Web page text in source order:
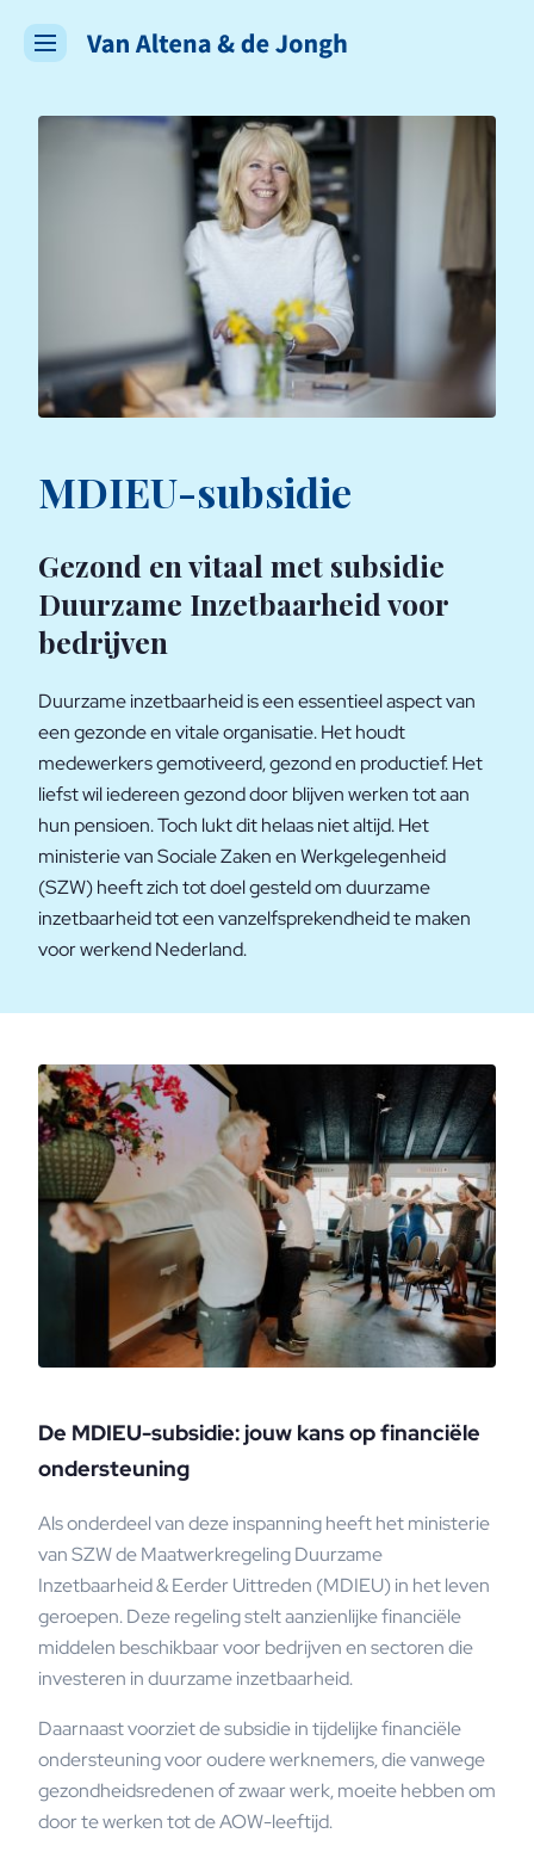
MDIEU-subsidie
Gezond en vitaal met subsidie
Duurzame Inzetbaarheid voor
bedrijven
Duurzame inzetbaarheid is een essentieel aspect van
een gezonde en vitale organisatie. Het houdt
medewerkers gemotiveerd, gezond en productief. Het
liefst wil iedereen gezond door blijven werken tot aan
hun pensioen. Toch lukt dit helaas niet altijd. Het
ministerie van Sociale Zaken en Werkgelegenheid
(SZW) heeft zich tot doel gesteld om duurzame
inzetbaarheid tot een vanzelfsprekendheid te maken
voor werkend Nederland.
De MDIEU-subsidie: jouw kans op financiële
ondersteuning
Als onderdeel van deze inspanning heeft het ministerie
van SZW de Maatwerkregeling Duurzame
Inzetbaarheid & Eerder Uittreden (MDIEU) in het leven
geroepen. Deze regeling stelt aanzienlijke financiële
middelen beschikbaar voor bedrijven en sectoren die
investeren in duurzame inzetbaarheid.
Daarnaast voorziet de subsidie in tijdelijke financiële
ondersteuning voor oudere werknemers, die vanwege
gezondheidsredenen of zwaar werk, moeite hebben om
door te werken tot de AOW-leeftijd.